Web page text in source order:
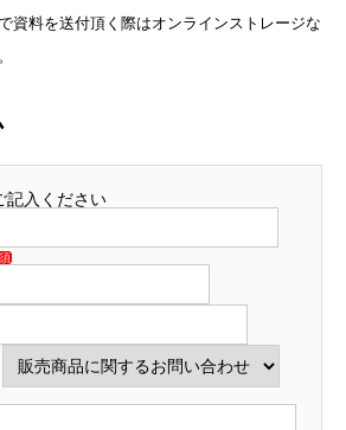
資料を送付頂く際はオンラインストレージな
記入ください